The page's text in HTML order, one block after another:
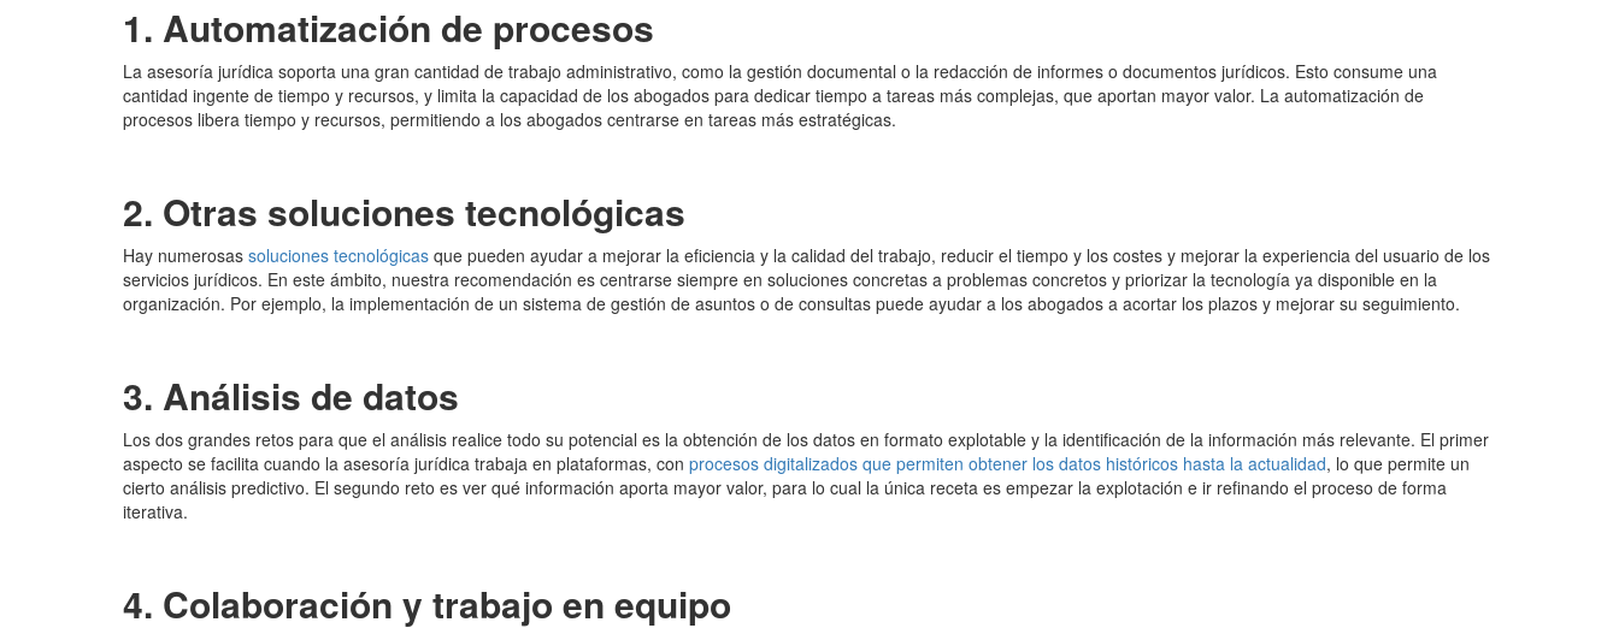
1. Automatización de procesos
La asesoría jurídica soporta una gran cantidad de trabajo administrativo, como la gestión documental o la redacción de informes o documentos jurídicos. Esto consume una
cantidad ingente de tiempo y recursos, y limita la capacidad de los abogados para dedicar tiempo a tareas más complejas, que aportan mayor valor. La automatización de
procesos libera tiempo y recursos, permitiendo a los abogados centrarse en tareas más estratégicas.
2. Otras soluciones tecnológicas
Hay numerosas soluciones tecnológicas que pueden ayudar a mejorar la eficiencia y la calidad del trabajo, reducir el tiempo y los costes y mejorar la experiencia del usuario de los
servicios jurídicos. En este ámbito, nuestra recomendación es centrarse siempre en soluciones concretas a problemas concretos y priorizar la tecnología ya disponible en la
organización. Por ejemplo, la implementación de un sistema de gestión de asuntos o de consultas puede ayudar a los abogados a acortar los plazos y mejorar su seguimiento.
3. Análisis de datos
Los dos grandes retos para que el análisis realice todo su potencial es la obtención de los datos en formato explotable y la identificación de la información más relevante. El primer
aspecto se facilita cuando la asesoría jurídica trabaja en plataformas, con procesos digitalizados que permiten obtener los datos históricos hasta la actualidad, lo que permite un
cierto análisis predictivo. El segundo reto es ver qué información aporta mayor valor, para lo cual la única receta es empezar la explotación e ir refinando el proceso de forma
iterativa.
4. Colaboración y trabajo en equipo